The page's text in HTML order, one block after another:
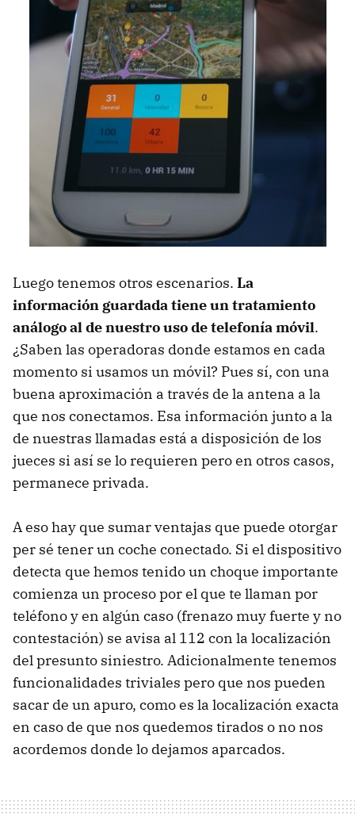
Luego tenemos otros escenarios. La
información guardada tiene un tratamiento
análogo al de nuestro uso de telefonía móvil.
¿Saben las operadoras donde estamos en cada
momento si usamos un móvil? Pues sí, con una
buena aproximación a través de la antena a la
que nos conectamos. Esa información junto a la
de nuestras llamadas está a disposición de los
jueces si así se lo requieren pero en otros casos,
permanece privada.
A eso hay que sumar ventajas que puede otorgar
per sé tener un coche conectado. Si el dispositivo
detecta que hemos tenido un choque importante
comienza un proceso por el que te llaman por
teléfono y en algún caso (frenazo muy fuerte y no
contestación) se avisa al 112 con la localización
del presunto siniestro. Adicionalmente tenemos
funcionalidades triviales pero que nos pueden
sacar de un apuro, como es la localización exacta
en caso de que nos quedemos tirados o no nos
acordemos donde lo dejamos aparcados.